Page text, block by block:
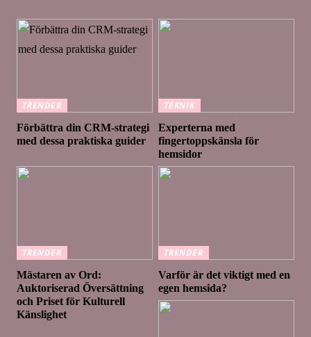
TRENDER
Förbättra din CRM-strategi
med dessa praktiska guider
TEKNIK
Experterna med
fingertoppskänsla för
hemsidor
TRENDER
Mästaren av Ord:
Auktoriserad Översättning
och Priset för Kulturell
Känslighet
TRENDER
Varför är det viktigt med en
egen hemsida?